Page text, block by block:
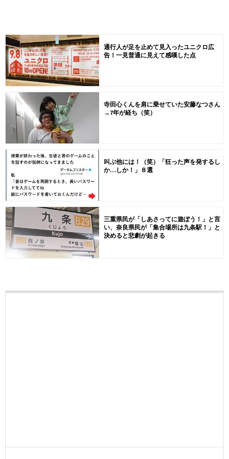
通行人が足を止めて見入ったユニクロ広
告！一見普通に見えて感嘆した点
寺田心くんを肩に乗せていた安藤なつさん
→7年が経ち（笑）
叫ぶ他には！（笑）「狂った声を発するし
か…しか！」８選
三重県民が「しあさってに遊ぼう！」と言
い、奈良県民が「集合場所は九条駅！」と
決めると悲劇が起きる